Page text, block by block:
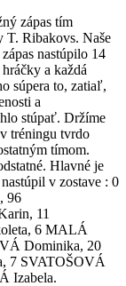
zápas tím
T. Ribakovs. Naše
nastúpilo 14
a každá
súpera to, zatiaľ,
a
stúpať. Držíme
tréningu tvrdo
tímom.
Hlavné je
v zostave : 0
96
11
6 MALÁ
Dominika, 20
7 SVATOŠOVÁ
Izabela.